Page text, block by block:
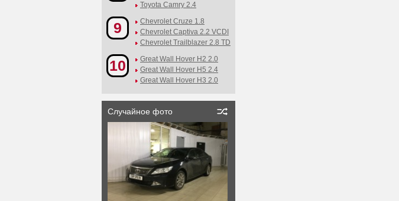
Toyota Camry 2.4
9
Chevrolet Cruze 1.8
Chevrolet Captiva 2.2 VCDI
Chevrolet Trailblazer 2.8 TD
10
Great Wall Hover H2 2.0
Great Wall Hover H5 2.4
Great Wall Hover H3 2.0
Случайное фото